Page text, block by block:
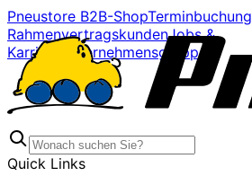
Pneustore B2B-ShopTerminbuchung
RahmenvertragskundenJobs &
Karriere
Unternehmensgruppe
Quick Links